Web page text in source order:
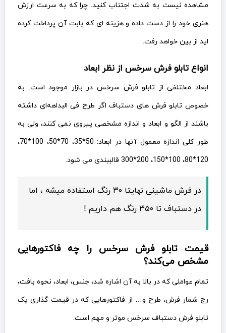
مشاهده نیست به شدت اجتناب کنید. چرا که به سرعت ارزش
هنری خود را از دست داده و هزینه ای که بابت آن پرداخت کرده
اید از بین خواهد رفت.
انواع تابلو فرش سرخس از نظر ابعاد
ابعاد مختلفی از تابلو فرش سرخس در بازار موجود است. به
خصوص تابلو فرش های دستباف اگر طرح فی البداهه‌ای داشته
باشند از الگو و ابعاد و اندازه مشخصی پیروی نمی کنند، ولی به
طور کلی اندازه معمول آنها در ابعاد: 50*35، 70*50، 100*70،
120*80، 100*150، 200*300 قالببندی می شود.
در فرش ماشینی نهایتا ۳۰ رنگ استفاده میشه ، اما
در دستباف تا ۳۵۰ رنگ هم داریم !
قیمت تابلو فرش سرخس را چه فاکتورهایی
مشخص می‌کند؟
تمام عواملی که در بالا به آن اشاره شد، جنس، ابعاد، نحوه بافت،
رج شمار فرش، طرح و… از فاکتورهایی که در قیمت گذاری یک
تابلو فرش دستباف سرخس موثر و مهم است.